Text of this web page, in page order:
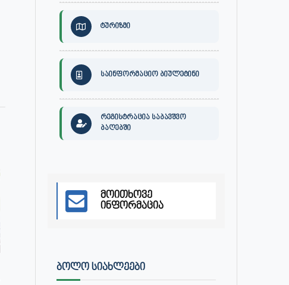
30 ივლისს, ქალაქი ონში,
დაავადებათა კონტროლისა და
ლობჟანიძემ სამუშაო
ტურიზმი
საინფორმაციო ბიულეტინი
რეგისტრაცია საბავშვო
ბაღებში
მოითხოვე
ინფორმაცია
ᲑᲝᲚᲝ ᲡᲘᲐᲮᲚᲔᲔᲑᲘ